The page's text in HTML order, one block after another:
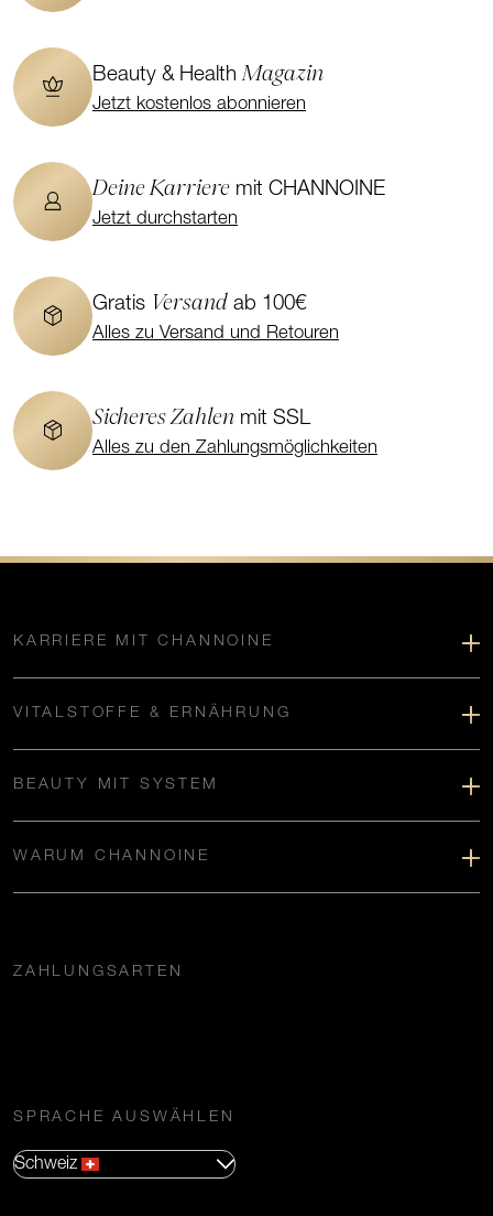
Beauty & HealthMagazin
Jetzt kostenlos abonnieren
Deine Karriere mit CHANNOINE
Jetzt durchstarten
Gratis Versand ab 100€
Alles zu Versand und Retouren
Sicheres Zahlen mit SSL
Alles zu den Zahlungsmöglichkeiten
KARRIERE MIT CHANNOINE
VITALSTOFFE & ERNÄHRUNG
BEAUTY MIT SYSTEM
WARUM CHANNOINE
ZAHLUNGSARTEN
SPRACHE AUSWÄHLEN
Schweiz